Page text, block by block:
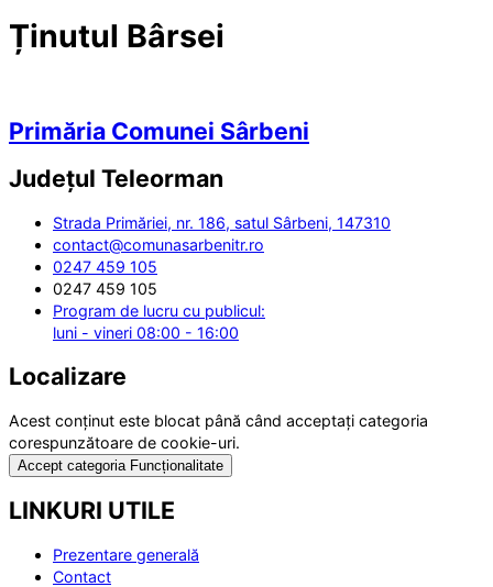
Ținutul Bârsei
Primăria Comunei Sârbeni
Județul Teleorman
Strada Primăriei, nr. 186, satul Sârbeni, 147310
contact@comunasarbenitr.ro
0247 459 105
0247 459 105
Program de lucru cu publicul:
luni - vineri 08:00 - 16:00
Localizare
Acest conținut este blocat până când acceptați categoria
corespunzătoare de cookie-uri.
Accept categoria Funcționalitate
LINKURI UTILE
Prezentare generală
Contact